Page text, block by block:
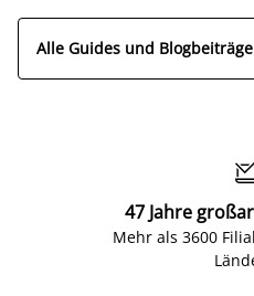
Alle Guides und
47 Jahre
Mehr als 3600